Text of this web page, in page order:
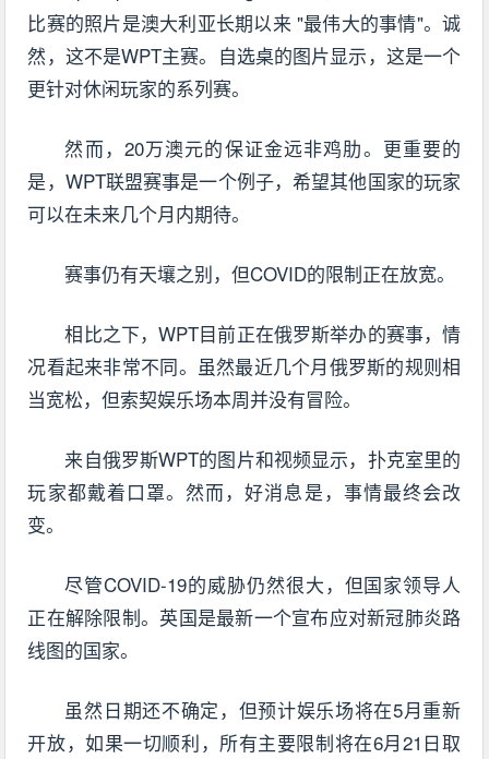
比赛的照片是澳大利亚长期以来 "最伟大的事情"。诚
然，这不是WPT主赛。自选桌的图片显示，这是一个
更针对休闲玩家的系列赛。
然而，20万澳元的保证金远非鸡肋。更重要的
是，WPT联盟赛事是一个例子，希望其他国家的玩家
可以在未来几个月内期待。
赛事仍有天壤之别，但COVID的限制正在放宽。
相比之下，WPT目前正在俄罗斯举办的赛事，情
况看起来非常不同。虽然最近几个月俄罗斯的规则相
当宽松，但索契娱乐场本周并没有冒险。
来自俄罗斯WPT的图片和视频显示，扑克室里的
玩家都戴着口罩。然而，好消息是，事情最终会改
变。
尽管COVID-19的威胁仍然很大，但国家领导人
正在解除限制。英国是最新一个宣布应对新冠肺炎路
线图的国家。
虽然日期还不确定，但预计娱乐场将在5月重新
开放，如果一切顺利，所有主要限制将在6月21日取